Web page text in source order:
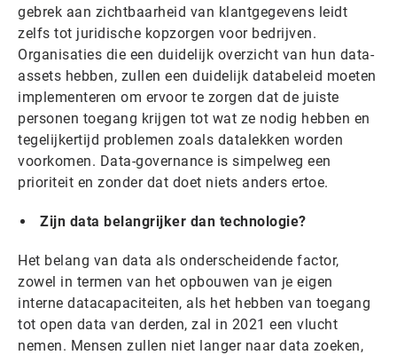
gebrek aan zichtbaarheid van klantgegevens leidt
zelfs tot juridische kopzorgen voor bedrijven.
Organisaties die een duidelijk overzicht van hun data-
assets hebben, zullen een duidelijk databeleid moeten
implementeren om ervoor te zorgen dat de juiste
personen toegang krijgen tot wat ze nodig hebben en
tegelijkertijd problemen zoals datalekken worden
voorkomen. Data-governance is simpelweg een
prioriteit en zonder dat doet niets anders ertoe.
Zijn data belangrijker dan technologie?
Het belang van data als onderscheidende factor,
zowel in termen van het opbouwen van je eigen
interne datacapaciteiten, als het hebben van toegang
tot open data van derden, zal in 2021 een vlucht
nemen. Mensen zullen niet langer naar data zoeken,